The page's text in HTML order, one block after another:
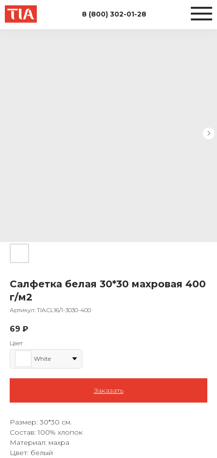
8 (800) 302-01-28
Салфетка белая 30*30 махровая 400
г/м2
Артикул: TIA.CL16/1-3030-400
69 ₽
Цвет
White
Заказать
Размер: 30*30 см.
Состав: 100% хлопок
Материал: махра
Цвет: белый